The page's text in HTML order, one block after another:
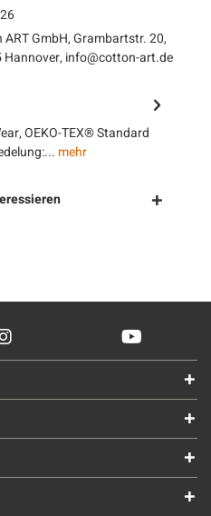
GmbH, Grambartstr. 20,
Hannover, info@cotton-art.de
OEKO-TEX® Standard
mehr